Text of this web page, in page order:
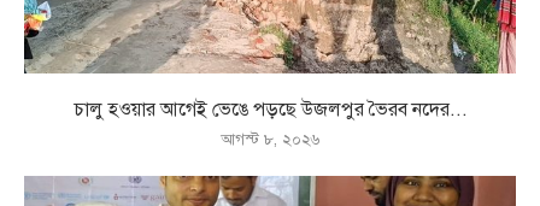
চালু হওয়ার আগেই ভেঙে পড়ছে উজলপুর ভৈরব নদের...
আগস্ট ৮, ২০২৬